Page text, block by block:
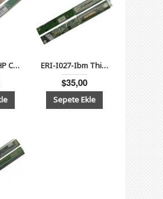
ERI-HC040 - HP Compaq NC2400 Notebook İnverter Board ERI-I027-Ibm ThinkPad X31, X32 Lcd Inverter Board
$35,00